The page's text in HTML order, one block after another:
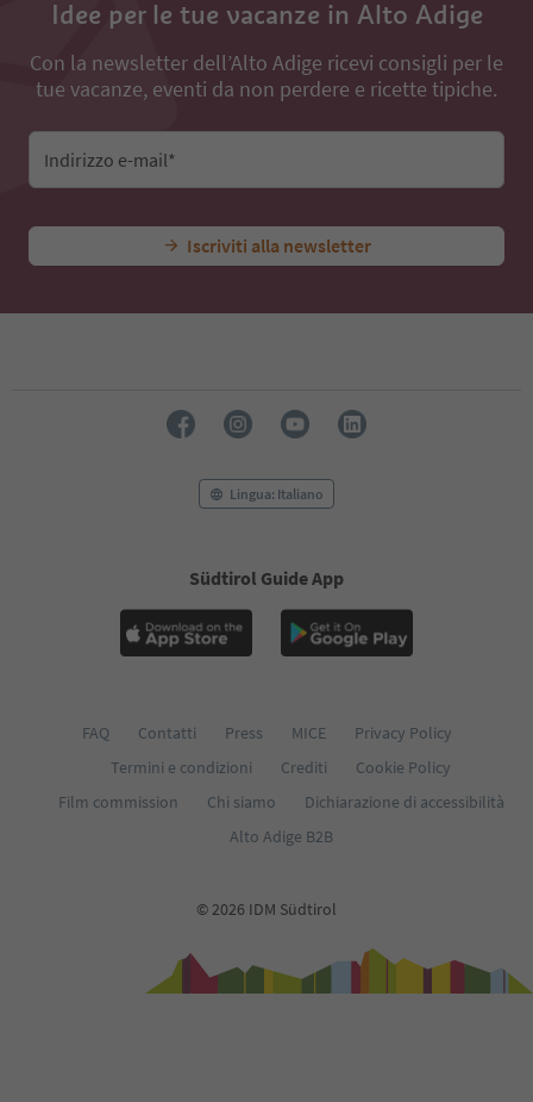
Idee per le tue vacanze in Alto Adige
Con la newsletter dell’Alto Adige ricevi consigli per le
tue vacanze, eventi da non perdere e ricette tipiche.
Indirizzo e-mail*
Iscriviti alla newsletter
Lingua: Italiano
Südtirol Guide App
FAQ Contatti Press MICE
Privacy Policy
Termini e condizioni
Crediti
Cookie Policy
Film commission
Chi siamo
Dichiarazione di accessibilità
Alto Adige B2B
© 2026 IDM Südtirol